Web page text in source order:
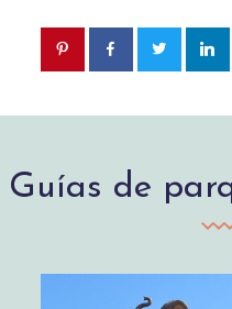
Guías de